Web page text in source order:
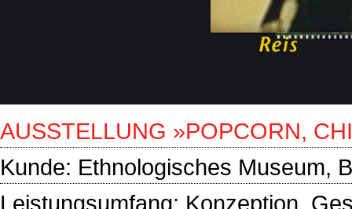
AUSSTELLUNG »POPCORN,
Kunde: Ethnologisches Museum,
Leistungsumfang: Konzeption,